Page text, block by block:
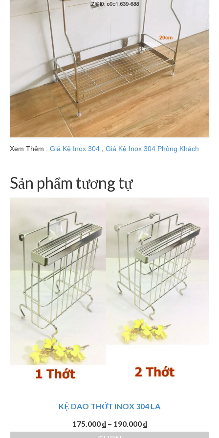
Xem Thêm : Giá Kệ Inox 304 , Giá Kệ Inox 304 Phòng Khách
Sản phẩm tương tự
KỆ DAO THỚT INOX 304 LA
175.000₫ – 190.000₫Khoảng
giá: